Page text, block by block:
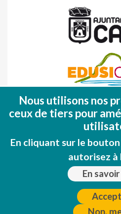
Fondo Europeo de
(FEDER)
Una manera de
Nous utilisons nos
ceux de tiers pour
En cliquant sur le
autorisez à
En
Non,